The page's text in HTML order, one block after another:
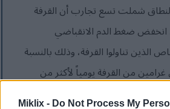
Miklix - Do Not Process My
شملت تسع تجارب أن القرفة
ضغط الدم الانقباضي
الذين تناولوا القرفة، وذلك بالنسبة
من القرفة يومياً لأكثر من